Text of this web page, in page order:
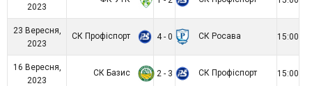
2023
23 Вересня,
2023
СК Профіспорт 4 - 0 СК Росава 15:00
16 Вересня,
2023
СК Базис 2 - 3 СК Профіспорт 15:00